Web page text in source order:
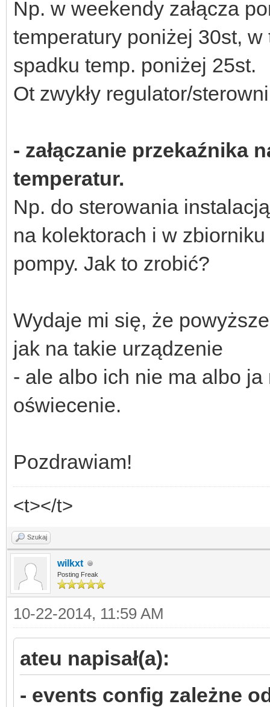
Np. w weekendy załącza
temperatury poniżej 30st,
spadku temp. poniżej 25st.
Ot zwykły regulator/
- załączanie przekaźnika
temperatur.
Np. do sterowania
na kolektorach i w
pompy. Jak to zrobić?
Wydaje mi się, że
jak na takie urządzenie
- ale albo ich nie ma albo
oświecenie.
Pozdrawiam!
<t></t>
Szukaj
wilkxt
Posting Freak
10-22-2014, 11:59 AM
ateu napisał(a):
- events config zależne